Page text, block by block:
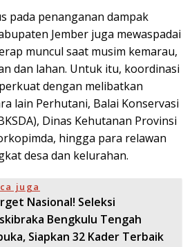
pada penanganan dampak
Jember juga mewaspadai
muncul saat musim kemarau,
dan lahan. Untuk itu, koordinasi
dengan melibatkan
lain Perhutani, Balai Konservasi
Dinas Kehutanan Provinsi
hingga para relawan
desa dan kelurahan.
juga
Nasional! Seleksi
Bengkulu Tengah
Siapkan 32 Kader Terbaik